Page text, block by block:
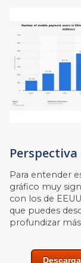
Para entender
gráfico muy
con los de
que puedes
profundizar